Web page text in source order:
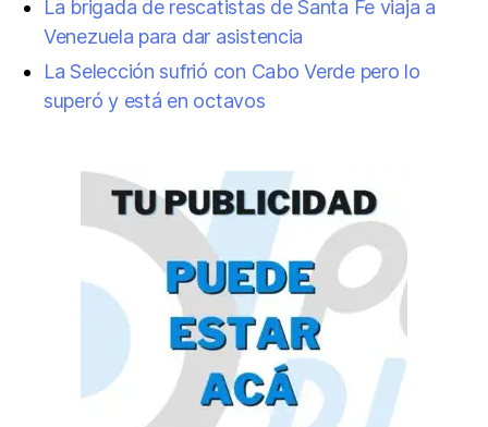
La brigada de rescatistas de Santa Fe viaja a
Venezuela para dar asistencia
La Selección sufrió con Cabo Verde pero lo
superó y está en octavos